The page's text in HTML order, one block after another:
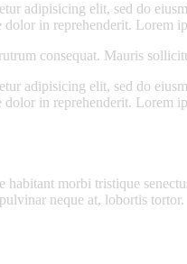
adipisicing elit, sed do
in reprehenderit. Lorem
consequat. Mauris
adipisicing elit, sed do
in reprehenderit. Lorem
habitant morbi tristique
neque at, lobortis tortor.